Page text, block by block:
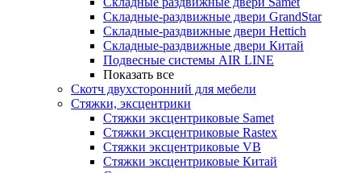
Складные-раздвижные двери GrandStar
Складные-раздвижные двери Hettich
Складные-раздвижные двери Китай
Подвесные системы AIR LINE
Показать все
Скотч двухсторонний для мебели
Стяжки, эксцентрики
Cтяжки эксцентриковые Samet
Стяжки эксцентриковые Rastex
Стяжки эксцентриковые VB
Стяжки эксцентриковые Китай